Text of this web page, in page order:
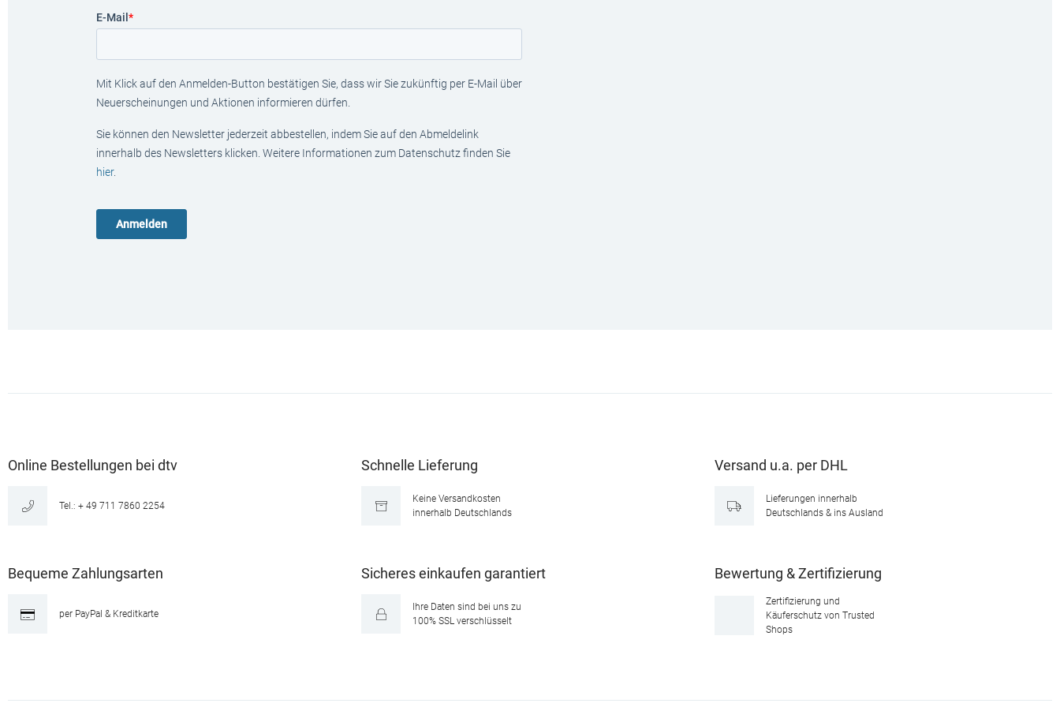
E-Mail *
Mit Klick auf den Anmelden-Button bestätigen Sie, dass wir Sie zukünftig per E-Mail über
Neuerscheinungen und Aktionen informieren dürfen.
Sie können den Newsletter jederzeit abbestellen, indem Sie auf den Abmeldelink
innerhalb des Newsletters klicken. Weitere Informationen zum Datenschutz finden Sie
hier.
Online Bestellungen bei dtv
Tel.: + 49 711 7860 2254
Schnelle Lieferung
Keine Versandkosten
innerhalb Deutschlands
Versand u.a. per DHL
Lieferungen innerhalb
Deutschlands & ins Ausland
Bequeme Zahlungsarten
per PayPal & Kreditkarte
Sicheres einkaufen garantiert
Ihre Daten sind bei uns zu
100% SSL verschlüsselt
Bewertung & Zertifizierung
Zertifizierung und
Käuferschutz von Trusted
Shops